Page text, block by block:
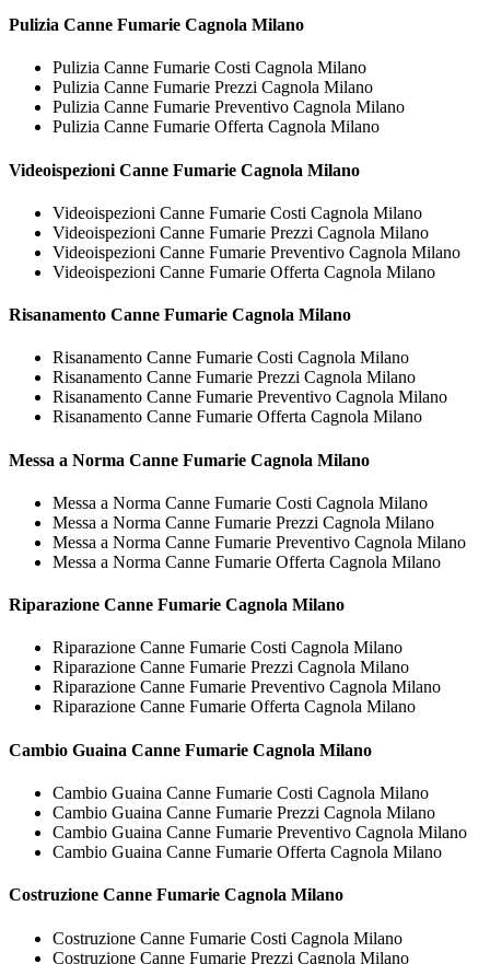
Pulizia Canne Fumarie Cagnola Milano
Pulizia Canne Fumarie Costi Cagnola Milano
Pulizia Canne Fumarie Prezzi Cagnola Milano
Pulizia Canne Fumarie Preventivo Cagnola Milano
Pulizia Canne Fumarie Offerta Cagnola Milano
Videoispezioni Canne Fumarie Cagnola Milano
Videoispezioni Canne Fumarie Costi Cagnola Milano
Videoispezioni Canne Fumarie Prezzi Cagnola Milano
Videoispezioni Canne Fumarie Preventivo Cagnola Milano
Videoispezioni Canne Fumarie Offerta Cagnola Milano
Risanamento Canne Fumarie Cagnola Milano
Risanamento Canne Fumarie Costi Cagnola Milano
Risanamento Canne Fumarie Prezzi Cagnola Milano
Risanamento Canne Fumarie Preventivo Cagnola Milano
Risanamento Canne Fumarie Offerta Cagnola Milano
Messa a Norma Canne Fumarie Cagnola Milano
Messa a Norma Canne Fumarie Costi Cagnola Milano
Messa a Norma Canne Fumarie Prezzi Cagnola Milano
Messa a Norma Canne Fumarie Preventivo Cagnola Milano
Messa a Norma Canne Fumarie Offerta Cagnola Milano
Riparazione Canne Fumarie Cagnola Milano
Riparazione Canne Fumarie Costi Cagnola Milano
Riparazione Canne Fumarie Prezzi Cagnola Milano
Riparazione Canne Fumarie Preventivo Cagnola Milano
Riparazione Canne Fumarie Offerta Cagnola Milano
Cambio Guaina Canne Fumarie Cagnola Milano
Cambio Guaina Canne Fumarie Costi Cagnola Milano
Cambio Guaina Canne Fumarie Prezzi Cagnola Milano
Cambio Guaina Canne Fumarie Preventivo Cagnola Milano
Cambio Guaina Canne Fumarie Offerta Cagnola Milano
Costruzione Canne Fumarie Cagnola Milano
Costruzione Canne Fumarie Costi Cagnola Milano
Costruzione Canne Fumarie Prezzi Cagnola Milano